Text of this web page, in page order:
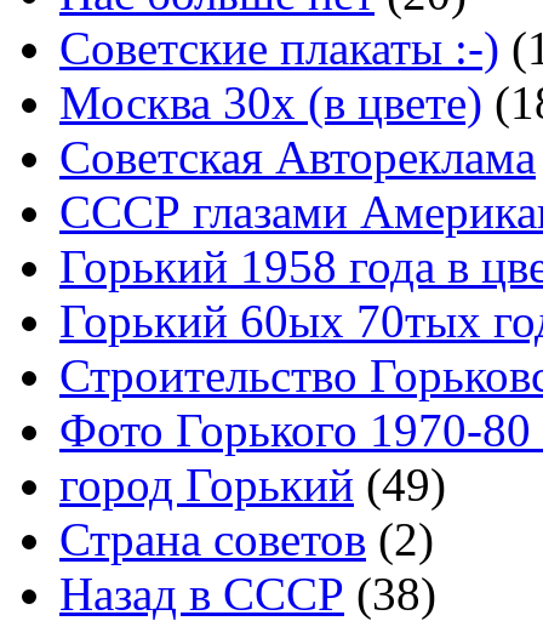
Советские плакаты :-)
Москва 30x (в цвете)
Советская Автореклама
СССР глазами
Горький 1958 года в
Горький 60ых 70тых
Строительство
Фото Горького 1970-80
город Горький (49)
Страна советов (2)
Назад в СССР (38)